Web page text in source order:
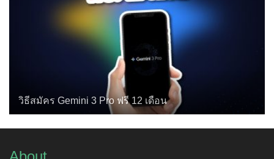
วิธีสมัคร Gemini 3 Pro ฟรี 12 เดือน